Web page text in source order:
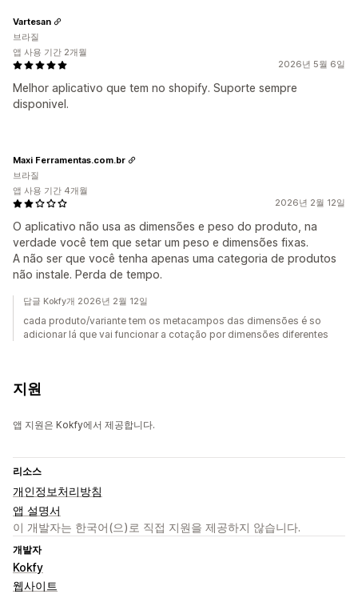
2026년 5월 6일
Melhor aplicativo que tem no shopify. Suporte sempre
disponivel.
Vartesan
브라질
앱 사용 기간 2개월
2026년 2월 12일
O aplicativo não usa as dimensões e peso do produto, na
verdade você tem que setar um peso e dimensões fixas.
A não ser que você tenha apenas uma categoria de produtos
não instale. Perda de tempo.
Maxi Ferramentas.com.br
브라질
앱 사용 기간 4개월
답글 Kokfy개 2026년 2월 12일
cada produto/variante tem os metacampos das dimensões é so
adicionar lá que vai funcionar a cotação por dimensões diferentes
지원
앱 지원은 Kokfy에서 제공합니다.
리소스
개인정보처리방침
앱 설명서
이 개발자는 한국어(으)로 직접 지원을 제공하지 않습니다.
개발자
Kokfy
웹사이트